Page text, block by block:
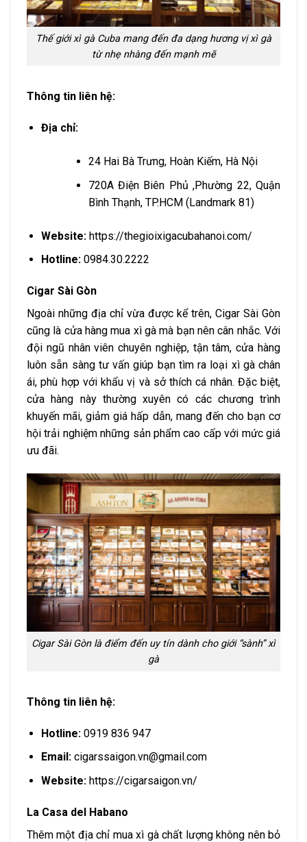
Thế giới xì gà Cuba mang đến đa dạng hương vị xì gà
từ nhẹ nhàng đến mạnh mẽ
Thông tin liên hệ:
Địa chỉ:
24 Hai Bà Trưng, Hoàn Kiếm, Hà Nội
720A Điện Biên Phủ ,Phường 22, Quận
Bình Thạnh, TP.HCM (Landmark 81)
Website: https://thegioixigacubahanoi.com/
Hotline: 0984.30.2222
Cigar Sài Gòn
Ngoài những địa chỉ vừa được kể trên, Cigar Sài Gòn
cũng là cửa hàng mua xì gà mà bạn nên cân nhắc. Với
đội ngũ nhân viên chuyên nghiệp, tận tâm, cửa hàng
luôn sẵn sàng tư vấn giúp bạn tìm ra loại xì gà chân
ái, phù hợp với khẩu vị và sở thích cá nhân. Đặc biệt,
cửa hàng này thường xuyên có các chương trình
khuyến mãi, giảm giá hấp dẫn, mang đến cho bạn cơ
hội trải nghiệm những sản phẩm cao cấp với mức giá
ưu đãi.
Cigar Sài Gòn là điểm đến uy tín dành cho giới “sành” xì
gà
Thông tin liên hệ:
Hotline:0919 836 947
Email: cigarssaigon.vn@gmail.com
Website:https://cigarsaigon.vn/
La Casa del Habano
Thêm một địa chỉ mua xì gà chất lượng không nên bỏ